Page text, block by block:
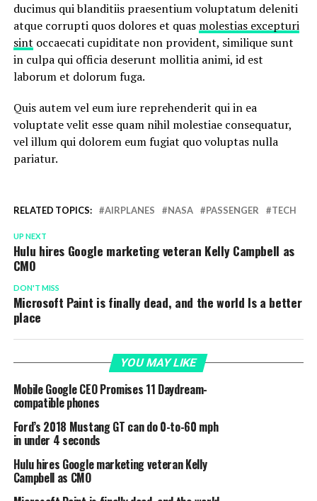
ducimus qui blanditiis praesentium voluptatum deleniti
atque corrupti quos dolores et quas molestias excepturi
sint occaecati cupiditate non provident, similique sunt
in culpa qui officia deserunt mollitia animi, id est
laborum et dolorum fuga.
Quis autem vel eum iure reprehenderit qui in ea
voluptate velit esse quam nihil molestiae consequatur,
vel illum qui dolorem eum fugiat quo voluptas nulla
pariatur.
RELATED TOPICS: AIRPLANES NASA PASSENGER TECH
UP NEXT
Hulu hires Google marketing veteran Kelly Campbell as
CMO
DON'T MISS
Microsoft Paint is finally dead, and the world Is a better
place
YOU MAY LIKE
Mobile Google CEO Promises 11 Daydream-
compatible phones
Ford’s 2018 Mustang GT can do 0-to-60 mph
in under 4 seconds
Hulu hires Google marketing veteran Kelly
Campbell as CMO